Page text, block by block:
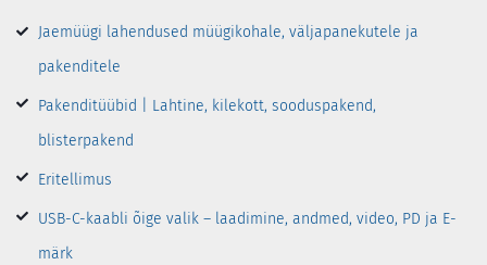
Jaemüügi lahendused müügikohale, väljapanekutele ja
pakenditele
Pakenditüübid | Lahtine, kilekott, sooduspakend,
blisterpakend
Eritellimus
USB-C-kaabli õige valik – laadimine, andmed, video, PD ja E-
märk